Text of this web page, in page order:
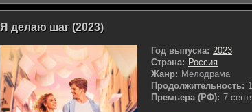
Я делаю шаг (2023)
Год выпуска: 2023
Страна: Россия
Жанр: Мелодрама
Продолжительность:
Премьера (РФ): 7